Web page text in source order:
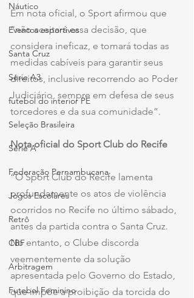
Náutico
Eventos esportivos
Santa Cruz
Série A3
futebol do interior PE
Seleção Brasileira
Série A
Federação Pernambucana
Jogos Escolares
Retrô
CBF
Arbitragem
Futebol Feminino
Em nota oficial, o Sport afirmou que
“não aceitará essa decisão, que
considera ineficaz, e tomará todas as
medidas cabíveis para garantir seus
direitos, inclusive recorrendo ao Poder
Judiciário, sempre em defesa de seus
torcedores e da sua comunidade”.
Nota oficial do Sport Club do Recife
“O Sport Club do Recife lamenta
profundamente os atos de violência
ocorridos no Recife no último sábado,
antes da partida contra o Santa Cruz.
No entanto, o Clube discorda
veementemente da solução
apresentada pelo Governo do Estado,
que impõe a proibição da torcida do